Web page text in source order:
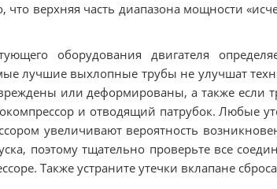
что верхняя часть диапазона мощности
оборудования двигателя
лучшие выхлопные трубы не улучшат
или деформированы, а также если
и отводящий патрубок. Любые
увеличивают вероятность
поэтому тщательно проверьте все
Также устраните утечки вклапане